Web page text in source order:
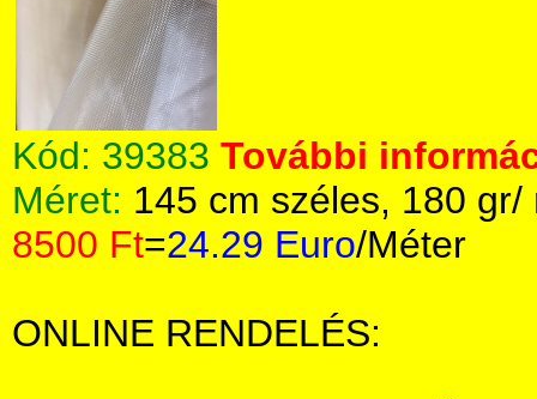
Kód: 39383 További
Méret: 145 cm széles, 180 gr/
8500 Ft=24.29 Euro/Méter
ONLINE RENDELÉS: